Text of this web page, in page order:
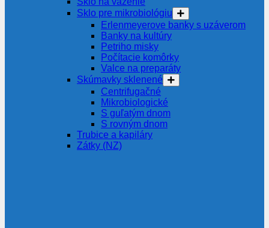
Sklo pre mikrobiológiu
Erlenmeyerove banky s uzáverom
Banky na kultúry
Petriho misky
Počítacie komôrky
Valce na preparáty
Skúmavky sklenené
Centrifugačné
Mikrobiologické
S guľatým dnom
S rovným dnom
Trubice a kapiláry
Zátky (NZ)